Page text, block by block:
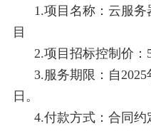
1.项目名称：云服务
目
2.项目招标控制价：5
3.服务期限：自2025
日。
4.付款方式：合同约